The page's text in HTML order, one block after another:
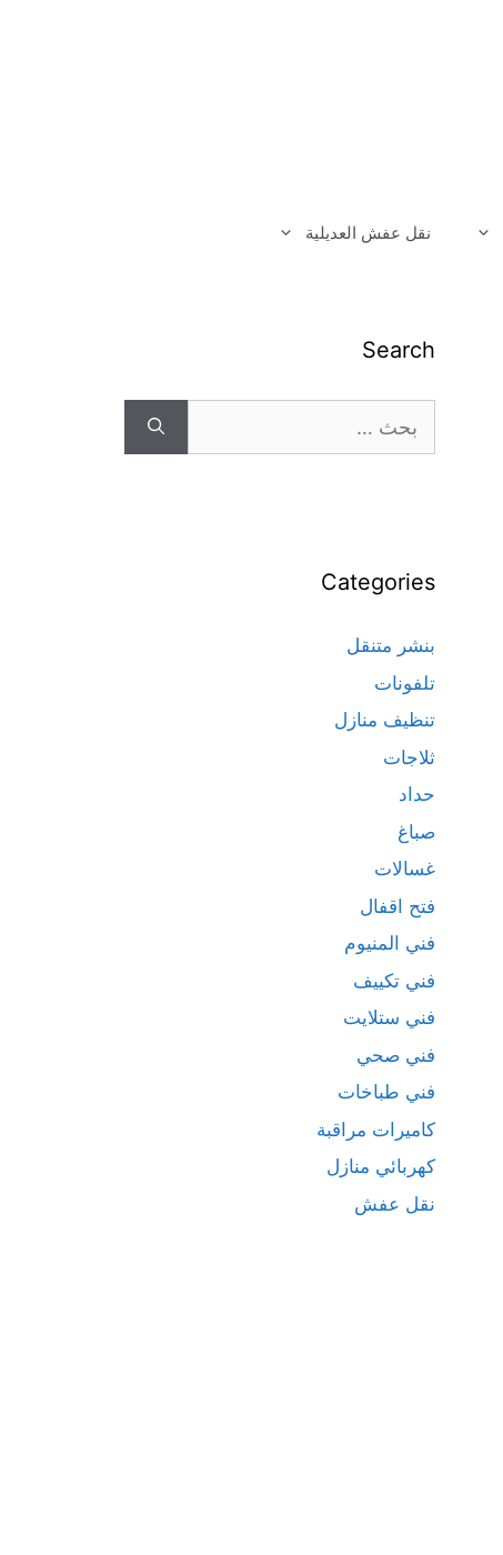
نقل عفش العديلية
Search
Categories
بنشر متنقل
تلفونات
تنظيف منازل
ثلاجات
حداد
صباغ
غسالات
فتح اقفال
فني المنيوم
فني تكييف
فني ستلايت
فني صحي
فني طباخات
كاميرات مراقبة
كهربائي منازل
نقل عفش